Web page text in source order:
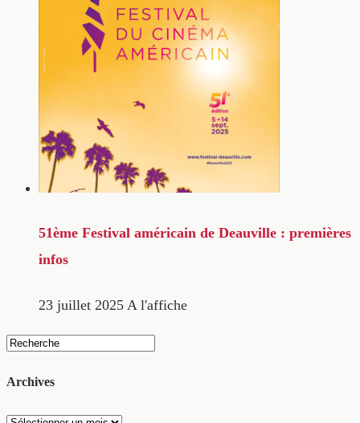
51ème Festival américain de Deauville : premières
infos
23 juillet 2025 A l'affiche
Archives